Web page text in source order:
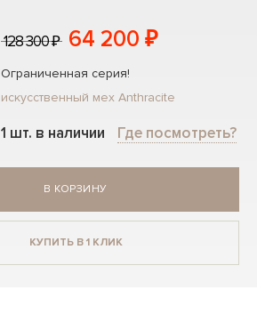
128 300 ₽ 64 200 ₽
Ограниченная серия!
искусственный мех Anthracite
1 шт. в наличии Где посмотреть?
В КОРЗИНУ
КУПИТЬ В 1 КЛИК